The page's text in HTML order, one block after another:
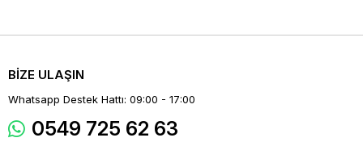
BİZE ULAŞIN
Whatsapp Destek Hattı: 09:00 - 17:00
0549 725 62 63